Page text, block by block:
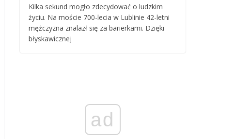
Kilka sekund mogło zdecydować o ludzkim
życiu. Na moście 700-lecia w Lublinie 42-letni
mężczyzna znalazł się za barierkami. Dzięki
błyskawicznej
ad